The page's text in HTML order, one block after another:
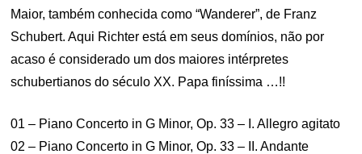
Maior, também conhecida como “Wanderer”, de Franz
Schubert. Aqui Richter está em seus domínios, não por
acaso é considerado um dos maiores intérpretes
schubertianos do século XX. Papa finíssima …!!
01 – Piano Concerto in G Minor, Op. 33 – I. Allegro agitato
02 – Piano Concerto in G Minor, Op. 33 – II. Andante